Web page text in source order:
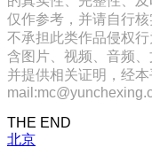
仅作参考，并请自行
不承担此类作品侵权
含图片、视频、音频
并提供相关证明，经
THE END
北京